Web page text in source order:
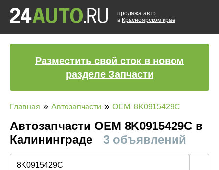
продажа авто
в Красноярском крае
Разместить свой сток в новом
разделе Запчасти
Главная » Автозапчасти » OEM: 8K0915429C
Автозапчасти ОЕМ 8K0915429C в
Калининграде
3 объявлений